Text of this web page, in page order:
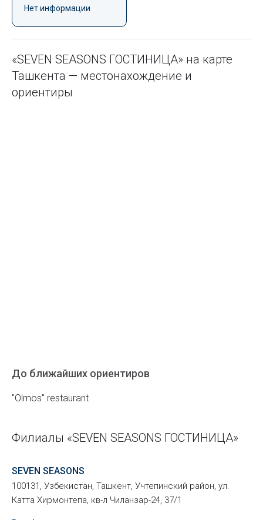
Нет информации
«SEVEN SEASONS ГОСТИНИЦА» на карте
Ташкента — местонахождение и
ориентиры
До ближайших ориентиров
"Olmos" restaurant
Филиалы «SEVEN SEASONS ГОСТИНИЦА»
SEVEN SEASONS
100131, Узбекистан, Ташкент, Учтепинский район, ул.
Катта Хирмонтепа, кв-л Чиланзар-24, 37/1